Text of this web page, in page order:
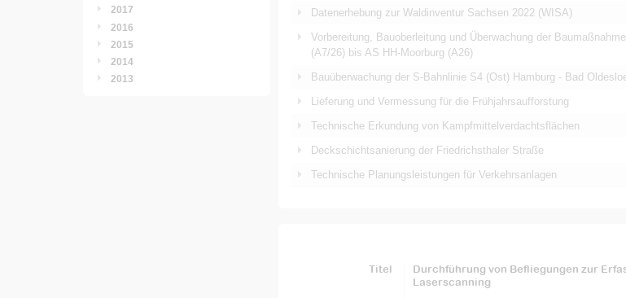
2017
2016
2015
2014
2013
Datenerhebung zur Waldinventur Sachsen 2022 (WISA)
Vorbereitung, Bauoberleitung und Überwachung der
(A7/26) bis AS HH-Moorburg (A26)
Bauüberwachung der S-Bahnlinie S4 (Ost) Hamburg - Bad
Lieferung und Vermessung für die Frühjahrsaufforstung
Technische Erkundung von Kampfmittelverdachtsflächen
Deckschichtsanierung der Friedrichsthaler Straße
Technische Planungsleistungen für Verkehrsanlagen
Titel
Durchführung von Befliegungen zur
Laserscanning